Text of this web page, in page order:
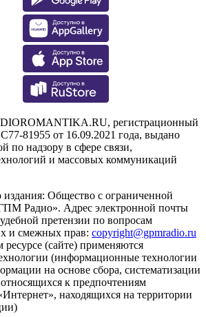
регистрационный
81955 от 16.09.2021 года, выдано
по надзору в сфере связи,
и массовых коммуникаций
издания: Общество с ограниченной
Радио». Адрес электронной почты
претензии по вопросам
и смежных прав: copyright@gpmradio.ru
(сайте) применяются
(информационные технологии
на основе сбора, систематизации
к предпочтениям
находящихся на территории